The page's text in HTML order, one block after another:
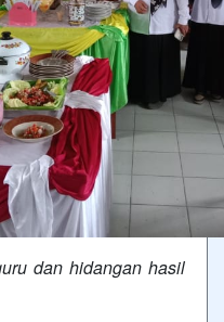
dan hidangan hasil